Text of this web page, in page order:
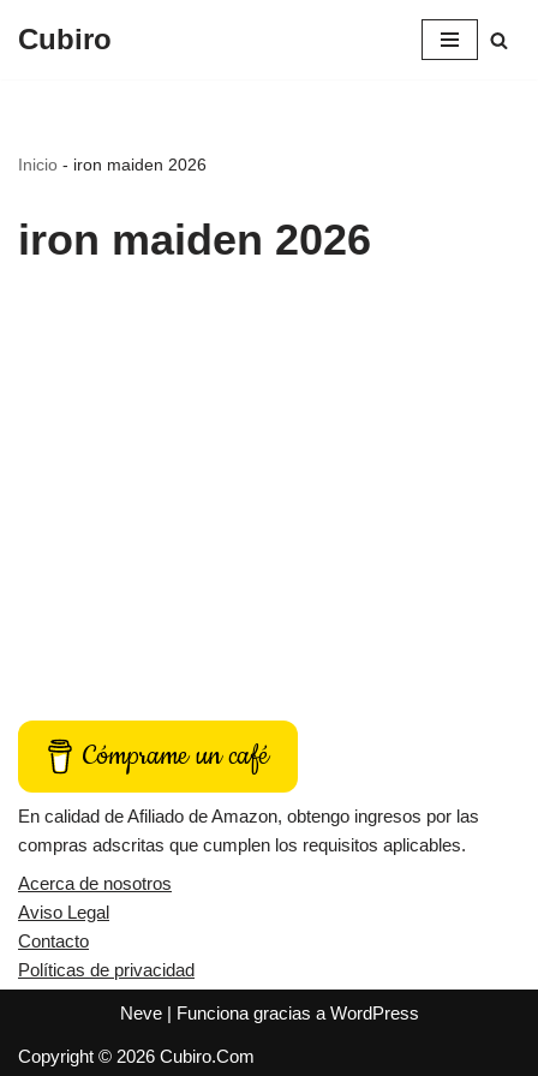
Cubiro
Inicio - iron maiden 2026
iron maiden 2026
Cómprame un café
En calidad de Afiliado de Amazon, obtengo ingresos por las
compras adscritas que cumplen los requisitos aplicables.
Acerca de nosotros
Aviso Legal
Contacto
Políticas de privacidad
Neve| Funciona gracias a WordPress
Copyright © 2026 Cubiro.Com